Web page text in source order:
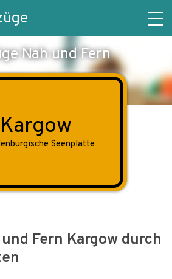
Nah und Fern
Kargow
Seenplatte
Fern Kargow durch